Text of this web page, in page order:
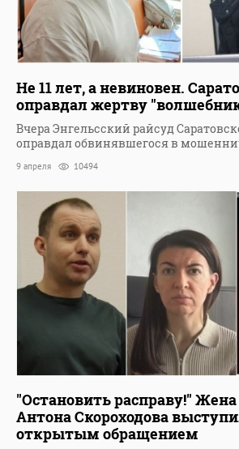
Не 11 лет, а невиновен.
оправдал жертву
Вчера Энгельсский райсуд
оправдал обвинявшегося в
9 апреля 10494
"Остановить расправу!"
Антона Скороходова
открытым обращением